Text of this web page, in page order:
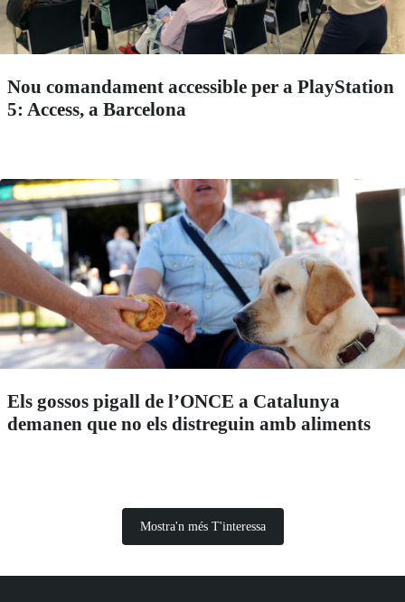
Nou comandament accessible per a PlayStation
5: Access, a Barcelona
Els gossos pigall de l’ONCE a Catalunya
demanen que no els distreguin amb aliments
Mostra'n més T'interessa